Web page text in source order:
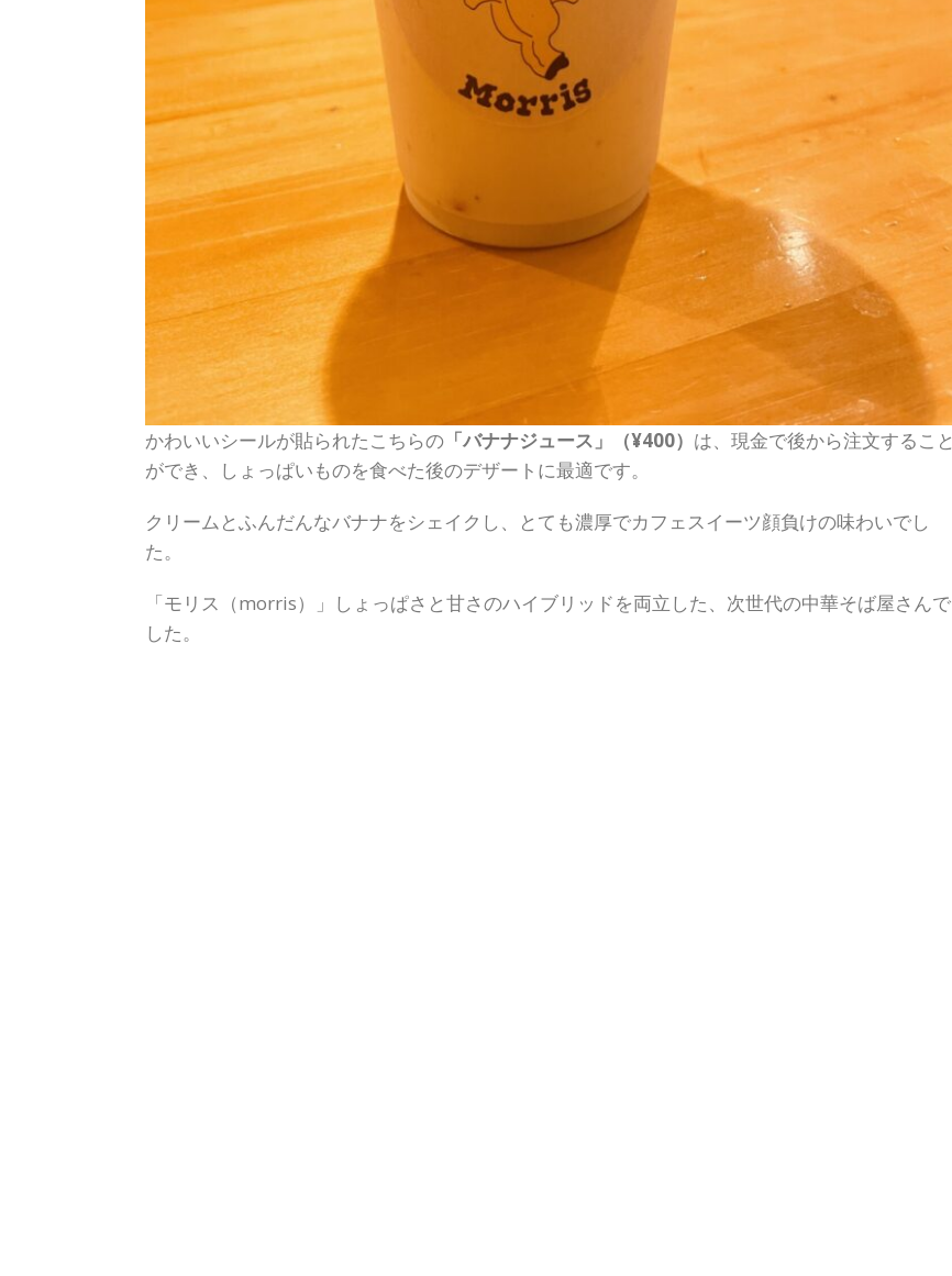
かわいいシールが貼られたこちらの 「バナナジュース」（¥400） は、現金で後から注文すること
ができ、しょっぱいものを食べた後のデザートに最適です。
クリームとふんだんなバナナをシェイクし、とても濃厚でカフェスイーツ顔負けの味わいでし
た。
「モリス（morris）」しょっぱさと甘さのハイブリッドを両立した、次世代の中華そば屋さんで
した。